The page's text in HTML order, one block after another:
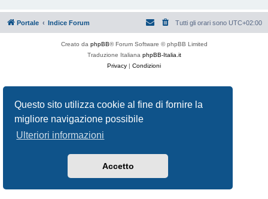
Questo sito utilizza cookie al fine di fornire la
migliore navigazione possibile
Ulteriori informazioni
Accetto
Portale Indice Forum Tutti gli orari sono UTC+02:00
Creato da phpBB® Forum Software © phpBB Limited
Traduzione Italiana phpBB-Italia.it
Privacy | Condizioni